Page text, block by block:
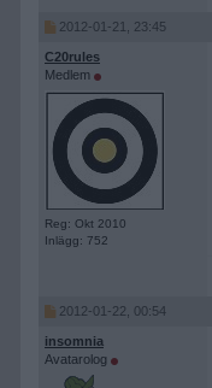
2012-01-21, 23:45
C20rules
Medlem
Reg: Okt 2010
Inlägg: 752
2012-01-22, 00:54
insomnia
Avatarolog